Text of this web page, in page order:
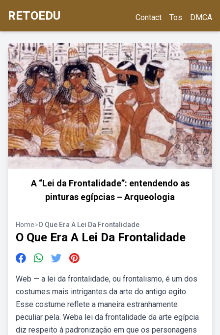
RETOEDU Contact Tos DMCA
A “Lei da Frontalidade”: entendendo as
pinturas egípcias – Arqueologia
Home>O Que Era A Lei Da Frontalidade
O Que Era A Lei Da Frontalidade
Web — a lei da frontalidade, ou frontalismo, é um dos
costumes mais intrigantes da arte do antigo egito.
Esse costume reflete a maneira estranhamente
peculiar pela. Weba lei da frontalidade da arte egípcia
diz respeito à padronização em que os personagens